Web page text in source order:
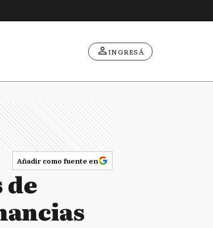
INGRESÁ
Añadir como fuente en
de